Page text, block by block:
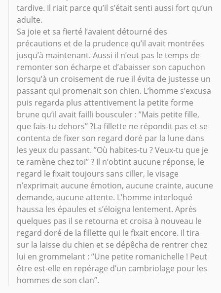
tardive. Il riait parce qu’il s’était senti aussi fort qu’un
adulte.
Sa joie et sa fierté l’avaient détourné des
précautions et de la prudence qu’il avait montrées
jusqu’à maintenant. Aussi il n’eut pas le temps de
remonter son écharpe et d’abaisser son capuchon
lorsqu’à un croisement de rue il évita de justesse un
passant qui promenait son chien. L’homme s’excusa
puis regarda plus attentivement la petite forme
brune qu’il avait failli bousculer : ’’Mais petite fille,
que fais-tu dehors’’ ?La fillette ne répondit pas et se
contenta de fixer son regard doré par la lune dans
les yeux du passant. ’’Où habites-tu ? Veux-tu que je
te ramène chez toi’’ ? Il n’obtint aucune réponse, le
regard le fixait toujours sans ciller, le visage
n’exprimait aucune émotion, aucune crainte, aucune
demande, aucune attente. L’homme interloqué
haussa les épaules et s’éloigna lentement. Après
quelques pas il se retourna et croisa à nouveau le
regard doré de la fillette qui le fixait encore. Il tira
sur la laisse du chien et se dépêcha de rentrer chez
lui en grommelant : ’’Une petite romanichelle ! Peut
être est-elle en repérage d’un cambriolage pour les
hommes de son clan’’.